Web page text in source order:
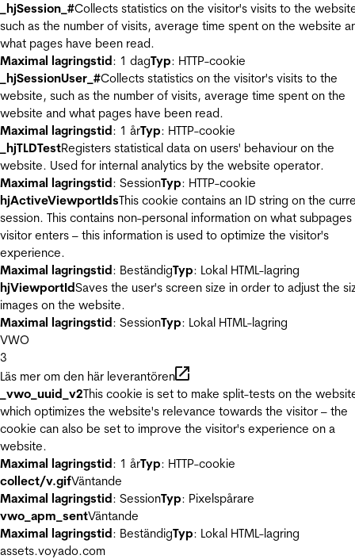
_hjSession_#Collects statistics on the visitor's visits to the
such as the number of visits, average time spent on the website
what pages have been read.
Maximal lagringstid: 1 dagTyp: HTTP-cookie
_hjSessionUser_#Collects statistics on the visitor's visits to the
website, such as the number of visits, average time spent on the
website and what pages have been read.
Maximal lagringstid: 1 årTyp: HTTP-cookie
_hjTLDTestRegisters statistical data on users' behaviour on the
website. Used for internal analytics by the website operator.
Maximal lagringstid: SessionTyp: HTTP-cookie
hjActiveViewportIdsThis cookie contains an ID string on the
session. This contains non-personal information on what
visitor enters – this information is used to optimize the visitor's
experience.
Maximal lagringstid: BeständigTyp: Lokal HTML-lagring
hjViewportIdSaves the user's screen size in order to adjust the
images on the website.
Maximal lagringstid: SessionTyp: Lokal HTML-lagring
VWO
3
Läs mer om den här leverantören
_vwo_uuid_v2This cookie is set to make split-tests on the
which optimizes the website's relevance towards the visitor – the
cookie can also be set to improve the visitor's experience on a
website.
Maximal lagringstid: 1 årTyp: HTTP-cookie
collect/v.gifVäntande
Maximal lagringstid: SessionTyp: Pixelspårare
vwo_apm_sentVäntande
Maximal lagringstid: BeständigTyp: Lokal HTML-lagring
assets.voyado.com